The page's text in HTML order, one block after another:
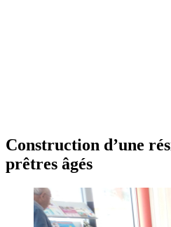
Construction d’une
prêtres âgés